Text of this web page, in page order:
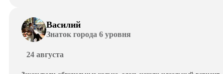
Василий
Знаток города 6 уровня
24 августа